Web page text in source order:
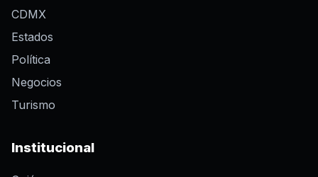
CDMX
Estados
Política
Negocios
Turismo
Institucional